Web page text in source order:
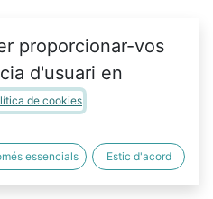
proporcionar-vos
d'usuari en
de cookies
essencials Estic d'acord